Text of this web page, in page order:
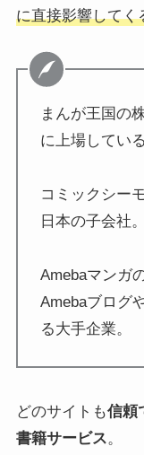
に直接影響してく
まんが王国の
に上場してい
コミックシー
日本の子会社。
Amebaマンガ
Amebaブログ
る大手企業。
どのサイトも信頼
書籍サービス。